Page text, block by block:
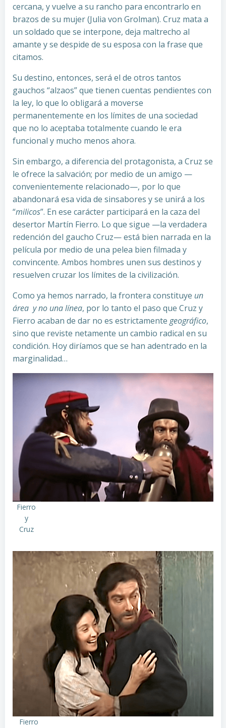
cercana, y vuelve a su rancho para encontrarlo en
brazos de su mujer (Julia von Grolman). Cruz mata a
un soldado que se interpone, deja maltrecho al
amante y se despide de su esposa con la frase que
citamos.
Su destino, entonces, será el de otros tantos
gauchos “alzaos” que tienen cuentas pendientes con
la ley, lo que lo obligará a moverse
permanentemente en los límites de una sociedad
que no lo aceptaba totalmente cuando le era
funcional y mucho menos ahora.
Sin embargo, a diferencia del protagonista, a Cruz se
le ofrece la salvación; por medio de un amigo —
convenientemente relacionado—, por lo que
abandonará esa vida de sinsabores y se unirá a los
“milicos”. En ese carácter participará en la caza del
desertor Martín Fierro. Lo que sigue —la verdadera
redención del gaucho Cruz— está bien narrada en la
película por medio de una pelea bien filmada y
convincente. Ambos hombres unen sus destinos y
resuelven cruzar los límites de la civilización.
Como ya hemos narrado, la frontera constituye un
área y no una línea, por lo tanto el paso que Cruz y
Fierro acaban de dar no es estrictamente geográfico,
sino que reviste netamente un cambio radical en su
condición. Hoy diríamos que se han adentrado en la
marginalidad…
Fierro
y
Cruz
Fierro